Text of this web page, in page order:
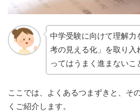
中学受験に向けて理解力
考の見える化」を取り入
ってはうまく進まないこ
ここでは、よくあるつまずきと、そ
くご紹介します。